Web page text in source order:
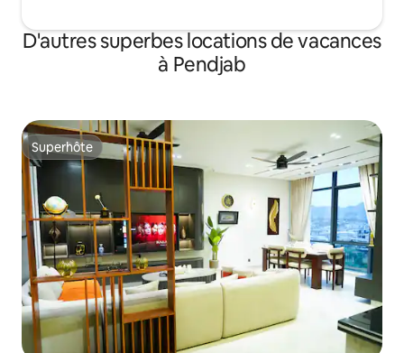
D'autres superbes locations de vacances
à Pendjab
Superhôte
Superhôte